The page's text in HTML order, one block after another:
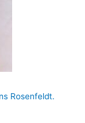
Rosenfeldt.